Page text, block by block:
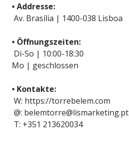
• Addresse:
Av. Brasília | 1400-038 Lisboa
• Öffnungszeiten:
Di-So | 10:00-18:30
Mo | geschlossen
• Kontakte:
W: https://torrebelem.com
@: belemtorre@lismarketing.pt
T: +351 213620034